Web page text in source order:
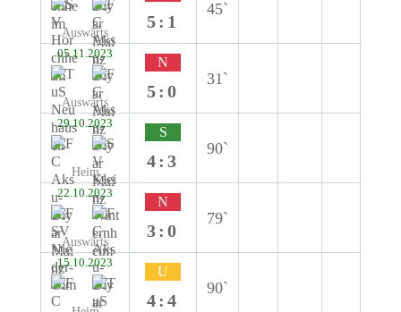
Auswärts
5:1
45`
05.11.2023
Auswärts
N
5:0
31`
29.10.2023
Heim
S
4:3
90`
22.10.2023
Auswärts
N
3:0
79`
15.10.2023
U
4:4
90`